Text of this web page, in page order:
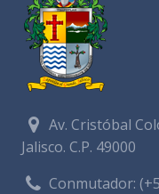
Av. Cristóbal
Jalisco. C.P. 49000
Conmutador: